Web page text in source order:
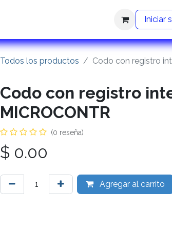
Iniciar
Todos los productos Codo con registro
Codo con registro
MICROCONTR
(0 reseña)
$ 0.00
Agregar al carrito